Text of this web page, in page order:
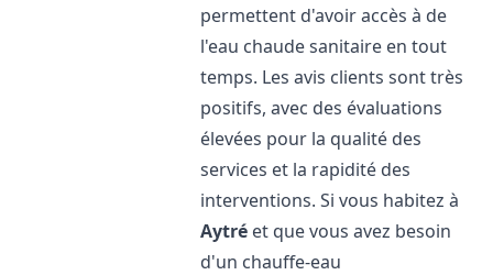
permettent d'avoir accès à de
l'eau chaude sanitaire en tout
temps. Les avis clients sont très
positifs, avec des évaluations
élevées pour la qualité des
services et la rapidité des
interventions. Si vous habitez à
Aytré et que vous avez besoin
d'un chauffe-eau